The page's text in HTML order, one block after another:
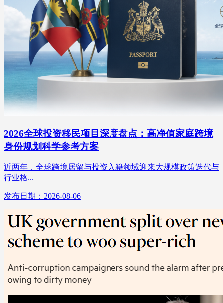
2026全球投资移民项目深度盘点：高净值家庭跨境
身份规划科学参考方案
近两年，全球跨境居留与投资入籍领域迎来大规模政策迭代与
行业格...
发布日期：2026-08-06